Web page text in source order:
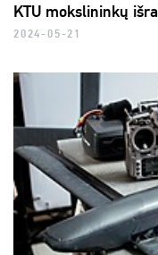
KTU mokslininkų
2024-05-21